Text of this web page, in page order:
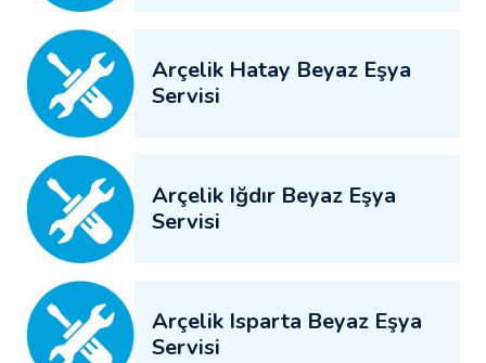
Arçelik Hatay Beyaz Eşya
Servisi
Arçelik Iğdır Beyaz Eşya
Servisi
Arçelik Isparta Beyaz Eşya
Servisi